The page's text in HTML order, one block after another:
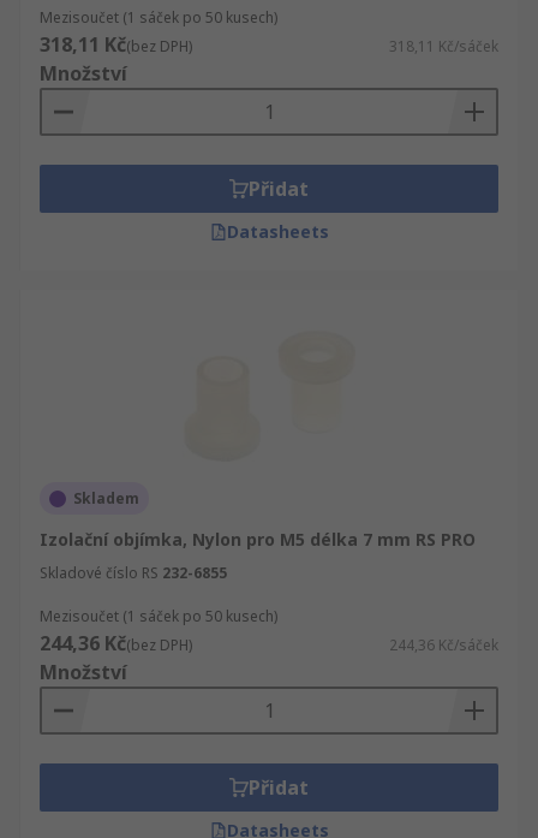
Mezisoučet (1 sáček po 50 kusech)
318,11 Kč(bez DPH) 318,11 Kč/sáček
Množství
Přidat
Datasheets
Skladem
Izolační objímka, Nylon pro M5 délka 7 mm RS PRO
Skladové číslo RS 232-6855
Mezisoučet (1 sáček po 50 kusech)
244,36 Kč(bez DPH) 244,36 Kč/sáček
Množství
Přidat
Datasheets